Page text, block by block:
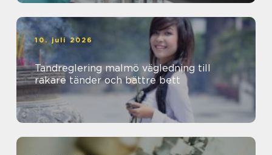
10. juli 2026
Tandreglering malmö vägledning till
rakare tänder och bättre bett